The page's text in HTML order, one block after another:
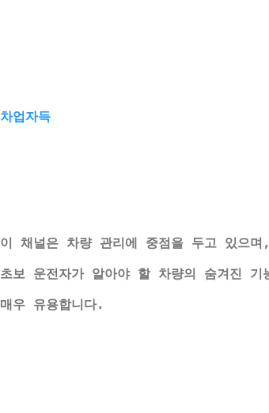
차업자득
이 채널은 차량 관리에 중점을 두고 있으
초보 운전자가 알아야 할 차량의 숨겨진
매우 유용합니다.